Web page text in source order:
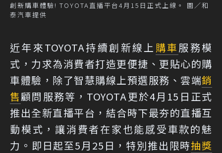
創新購車體驗! TOYOTA直播平台4月15日正式上線。 圖／和
泰汽車提供
近年來TOYOTA持續創新線上 購車服務模
式，力求為消費者打造更便捷、更貼心的購
車體驗，除了智慧購線上預選服務、雲端銷
售顧問服務等，TOYOTA更於4月15日正式
推出全新直播平台，結合時下最夯的直播互
動模式，讓消費者在家也能感受車款的魅
力。即日起至5月25日，特別推出限時抽獎